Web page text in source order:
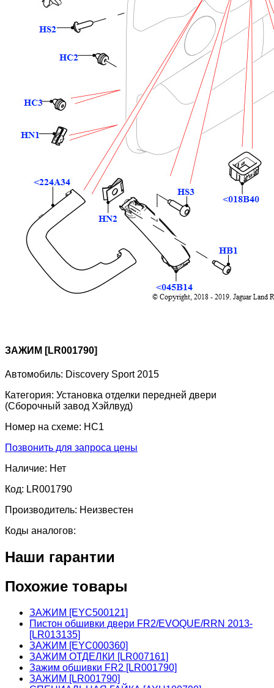
ЗАЖИМ [LR001790]
Автомобиль: Discovery Sport 2015
Категория: Установка отделки передней двери
(Сборочный завод Хэйлвуд)
Номер на схеме: HC1
Позвонить для запроса цены
Наличие: Нет
Код: LR001790
Производитель: Неизвестен
Коды аналогов:
Наши гарантии
Похожие товары
ЗАЖИМ [EYC500121]
Пистон обшивки двери FR2/EVOQUE/RRN 2013-
[LR013135]
ЗАЖИМ [EYC000360]
ЗАЖИМ ОТДЕЛКИ [LR007161]
Зажим обшивки FR2 [LR001790]
ЗАЖИМ [LR001790]